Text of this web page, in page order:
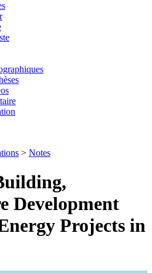
> Notes
Development
Projects in